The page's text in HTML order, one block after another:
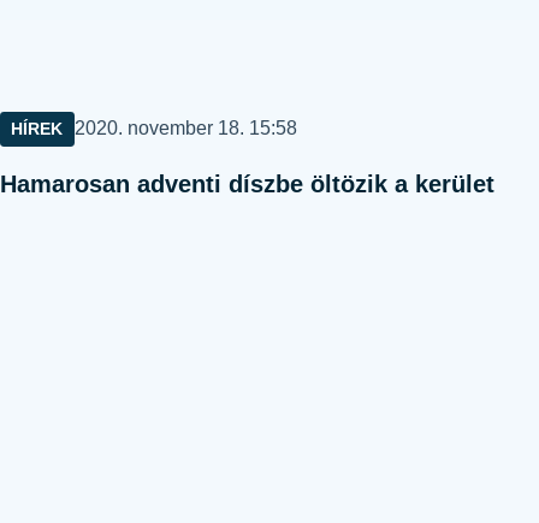
HÍREK Közzétéve:
2020. november 18. 15:58
Hamarosan adventi díszbe öltözik a kerület